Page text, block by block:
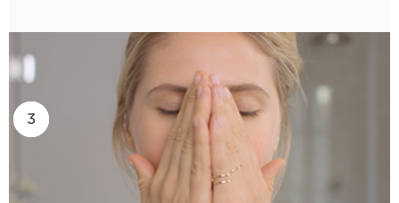
1
2
3